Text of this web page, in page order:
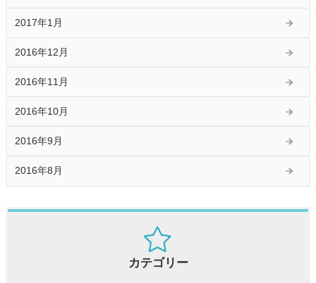
2017年1月
2016年12月
2016年11月
2016年10月
2016年9月
2016年8月
カテゴリー